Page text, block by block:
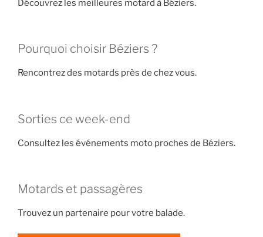
Découvrez les meilleures motard à Béziers.
Pourquoi choisir Béziers ?
Rencontrez des motards près de chez vous.
Sorties ce week-end
Consultez les événements moto proches de Béziers.
Motards et passagères
Trouvez un partenaire pour votre balade.